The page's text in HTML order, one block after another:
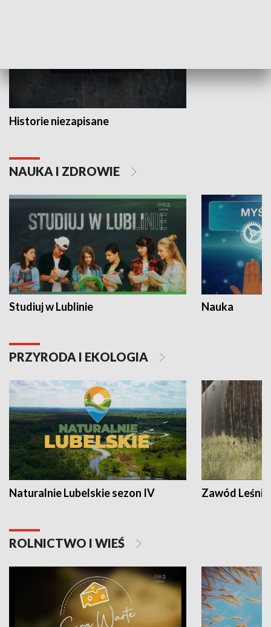
Historie niezapisane
NAUKA I ZDROWIE
Studiuj w Lublinie Nauka
PRZYRODA I EKOLOGIA
Naturalnie Lubelskie sezon IV Zawód Leśnik
ROLNICTWO I WIEŚ